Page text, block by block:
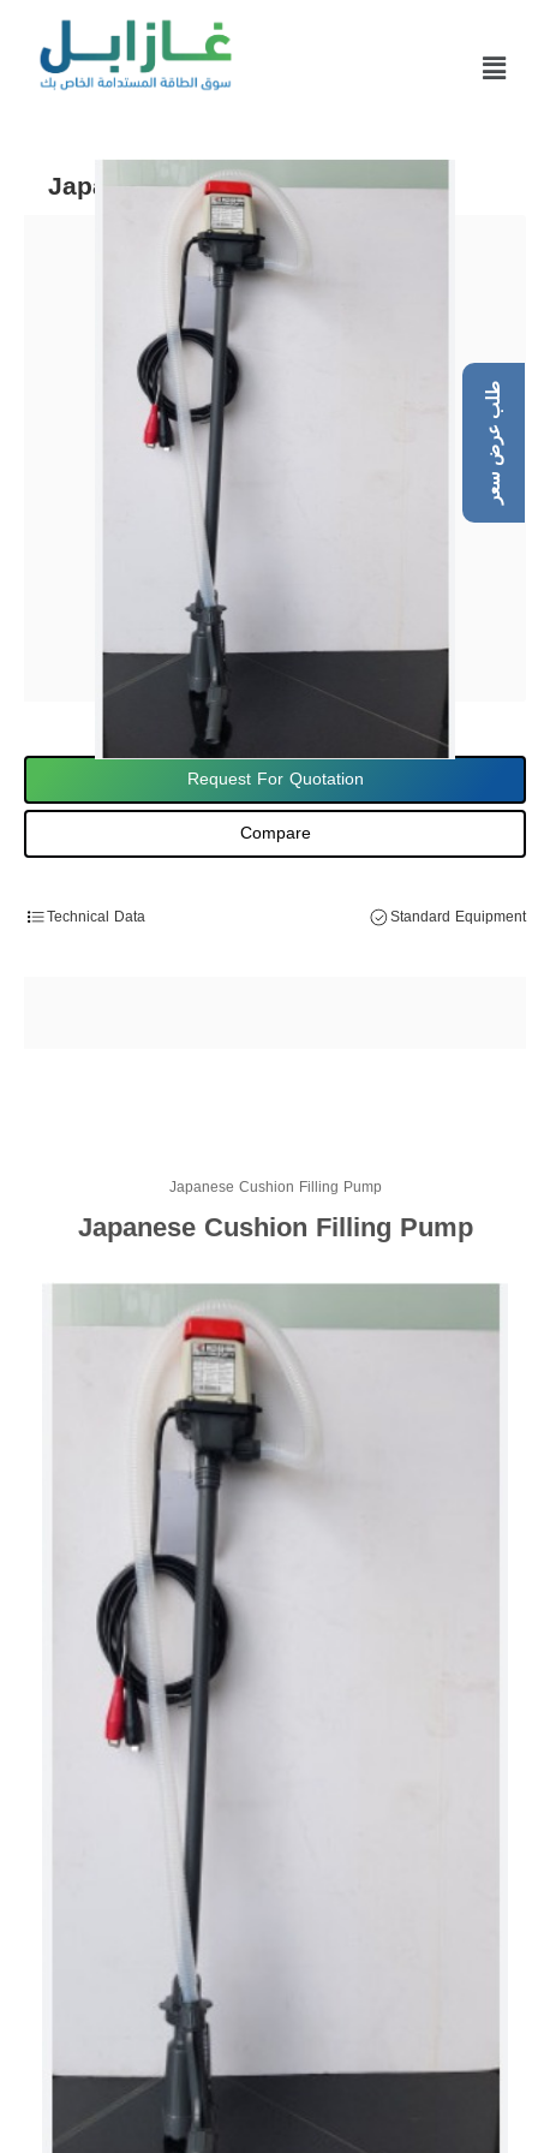
Japanese Cushion Filling Pump
Request For Quotation
Compare
Technical Data Standard Equipment
Japanese Cushion Filling Pump
Japanese Cushion Filling Pump
طلب عرض سعر